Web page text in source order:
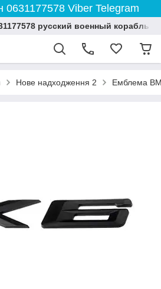
0631177578 Viber Telegram
русский военный корабль
Нове надходження 2 Емблема